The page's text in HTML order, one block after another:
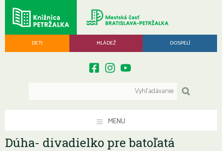
DETI MLÁDEŽ DOSPELÍ
MENU
Dúha- divadielko pre batoľatá